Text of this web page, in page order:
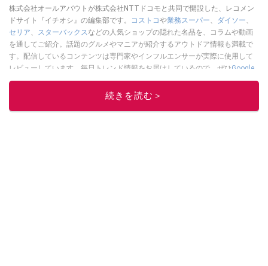
株式会社オールアバウトが株式会社NTTドコモと共同で開設した、レコメン
ドサイト『イチオシ』の編集部です。
コストコや業務スーパー ダイソー
セリア
スターバックス などの人気ショップの隠れた名品を、コラムや動画
を通してご紹介。話題のグルメやマニアが紹介するアウトドア情報も満載で
す。配信しているコンテンツは専門家やインフルエンサーが実際に使用して
レビューしています。毎日トレンド情報をお届けしているので、ぜひGoogle
ニュースでフォローしてください！
このイチオシストの他の記事を読む
続きを読む＞